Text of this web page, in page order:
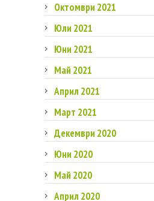
Октомври 2021
Юли 2021
Юни 2021
Май 2021
Април 2021
Март 2021
Декември 2020
Юни 2020
Май 2020
Април 2020